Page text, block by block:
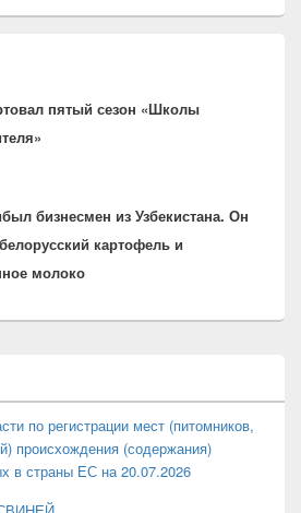
пятый сезон «Школы
бизнесмен из Узбекистана. Он
картофель и
молоко
по регистрации мест (питомников,
происхождения (содержания)
в страны ЕС на 20.07.2026